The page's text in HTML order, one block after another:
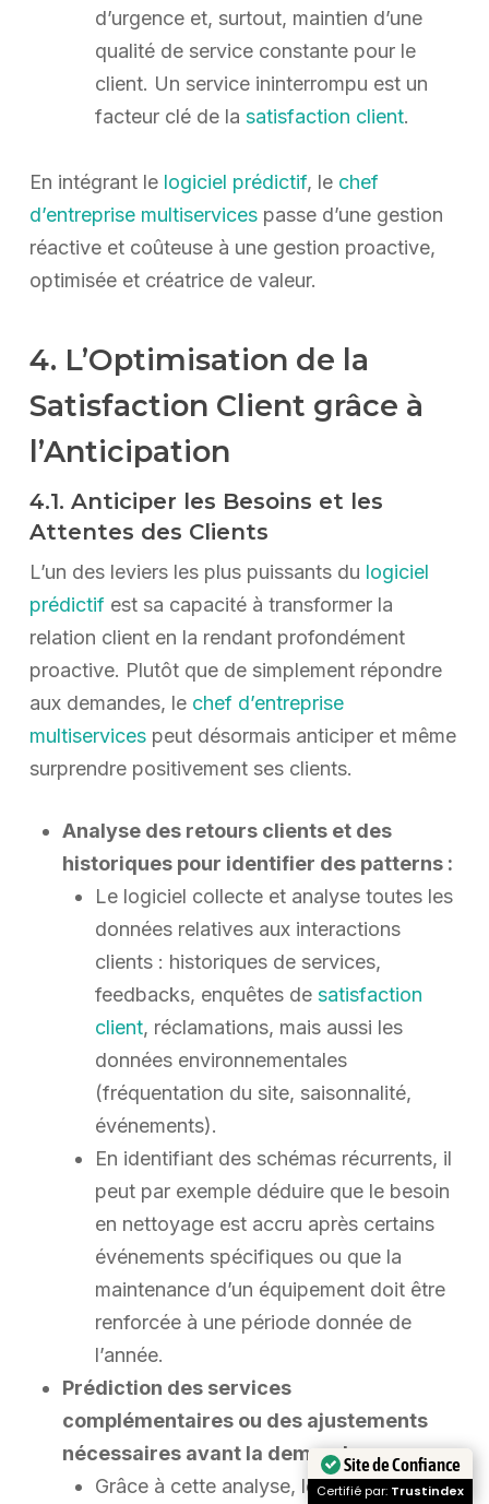
d’urgence et, surtout, maintien d’une
qualité de service constante pour le
client. Un service ininterrompu est un
facteur clé de la satisfaction client.
En intégrant le logiciel prédictif, le chef
d’entreprise multiservicespasse d’une gestion
réactive et coûteuse à une gestion proactive,
optimisée et créatrice de valeur.
4. L’Optimisation de la
Satisfaction Client grâce à
l’Anticipation
4.1. Anticiper les Besoins et les
Attentes des Clients
L’un des leviers les plus puissants du logiciel
prédictifest sa capacité à transformer la
relation client en la rendant profondément
proactive. Plutôt que de simplement répondre
aux demandes, le chef d’entreprise
multiservicespeut désormais anticiper et même
surprendre positivement ses clients.
Analyse des retours clients et des
historiques pour identifier des patterns :
Le logiciel collecte et analyse toutes les
données relatives aux interactions
clients : historiques de services,
feedbacks, enquêtes de satisfaction
client, réclamations, mais aussi les
données environnementales
(fréquentation du site, saisonnalité,
événements).
En identifiant des schémas récurrents, il
peut par exemple déduire que le besoin
en nettoyage est accru après certains
événements spécifiques ou que la
maintenance d’un équipement doit être
renforcée à une période donnée de
l’année.
Prédiction des services
complémentaires ou des ajustements
nécessaires avant la demande :
Grâce à cette analyse, le logiciel peut
Site de Confiance
Certifié par: Trustindex